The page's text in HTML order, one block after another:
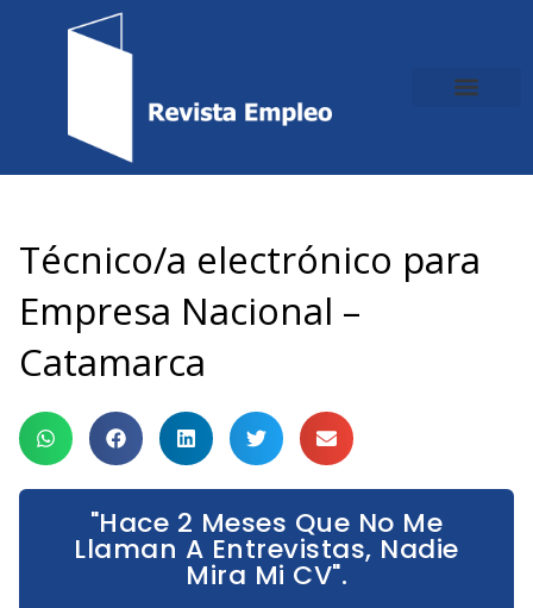
Técnico/a electrónico para
Empresa Nacional –
Catamarca
"Hace 2 Meses Que No Me
Llaman A Entrevistas, Nadie
Mira Mi CV".